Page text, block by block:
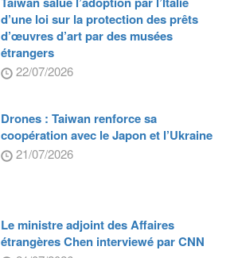
d’une loi sur la protection des prêts
d’œuvres d’art par des musées
étrangers
22/07/2026
Drones : Taiwan renforce sa
coopération avec le Japon et l’Ukraine
21/07/2026
Le ministre adjoint des Affaires
étrangères Chen interviewé par CNN